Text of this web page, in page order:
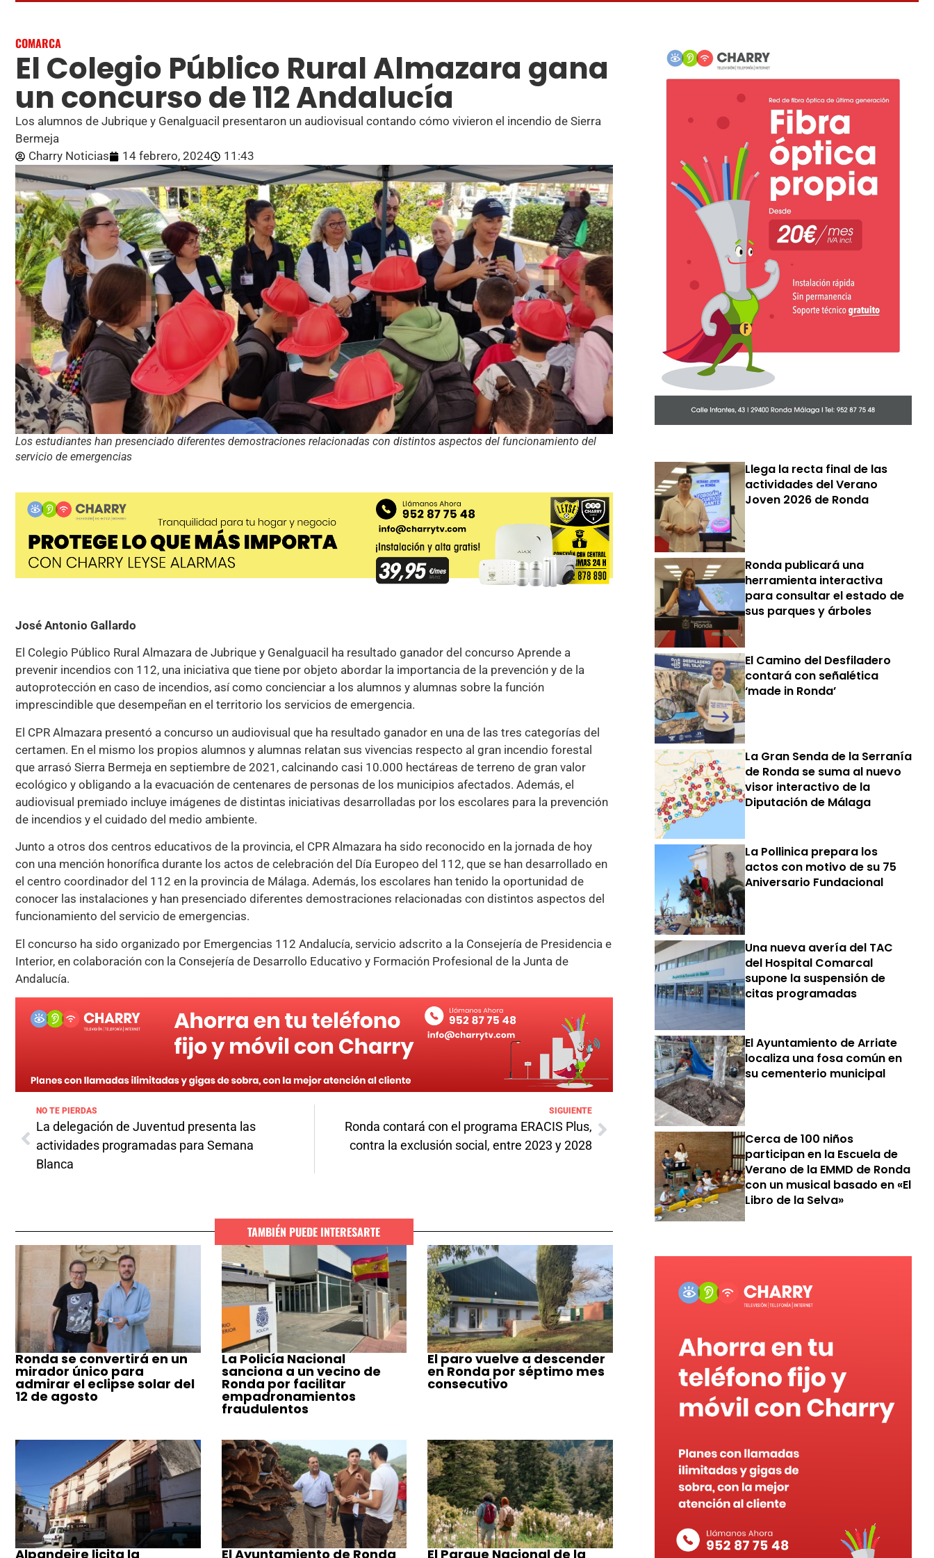
COMARCA
El Colegio Público Rural Almazara gana
un concurso de 112 Andalucía
Los alumnos de Jubrique y Genalguacil presentaron un audiovisual contando cómo vivieron el incendio de Sierra
Bermeja
Charry Noticias
14 febrero, 2024 11:43
Los estudiantes han presenciado diferentes demostraciones relacionadas con distintos aspectos del funcionamiento del
servicio de emergencias
José Antonio Gallardo
El Colegio Público Rural Almazara de Jubrique y Genalguacil ha resultado ganador del concurso Aprende a
prevenir incendios con 112, una iniciativa que tiene por objeto abordar la importancia de la prevención y de la
autoprotección en caso de incendios, así como concienciar a los alumnos y alumnas sobre la función
imprescindible que desempeñan en el territorio los servicios de emergencia.
El CPR Almazara presentó a concurso un audiovisual que ha resultado ganador en una de las tres categorías del
certamen. En el mismo los propios alumnos y alumnas relatan sus vivencias respecto al gran incendio forestal
que arrasó Sierra Bermeja en septiembre de 2021, calcinando casi 10.000 hectáreas de terreno de gran valor
ecológico y obligando a la evacuación de centenares de personas de los municipios afectados. Además, el
audiovisual premiado incluye imágenes de distintas iniciativas desarrolladas por los escolares para la prevención
de incendios y el cuidado del medio ambiente.
Junto a otros dos centros educativos de la provincia, el CPR Almazara ha sido reconocido en la jornada de hoy
con una mención honorífica durante los actos de celebración del Día Europeo del 112, que se han desarrollado en
el centro coordinador del 112 en la provincia de Málaga. Además, los escolares han tenido la oportunidad de
conocer las instalaciones y han presenciado diferentes demostraciones relacionadas con distintos aspectos del
funcionamiento del servicio de emergencias.
El concurso ha sido organizado por Emergencias 112 Andalucía, servicio adscrito a la Consejería de Presidencia e
Interior, en colaboración con la Consejería de Desarrollo Educativo y Formación Profesional de la Junta de
Andalucía.
NO TE PIERDAS
La delegación de Juventud presenta las
actividades programadas para Semana
Blanca
SIGUIENTE
Ronda contará con el programa ERACIS Plus,
contra la exclusión social, entre 2023 y 2028
TAMBIÉN PUEDE INTERESARTE
Ronda se convertirá en un
mirador único para
admirar el eclipse solar del
12 de agosto
La Policía Nacional
sanciona a un vecino de
Ronda por facilitar
empadronamientos
fraudulentos
El paro vuelve a descender
en Ronda por séptimo mes
consecutivo
Alpandeire licita la El Ayuntamiento de Ronda El Parque Nacional de la
Llega la recta final de las
actividades del Verano
Joven 2026 de Ronda
Ronda publicará una
herramienta interactiva
para consultar el estado de
sus parques y árboles
El Camino del Desfiladero
contará con señalética
‘made in Ronda’
La Gran Senda de la Serranía
de Ronda se suma al nuevo
visor interactivo de la
Diputación de Málaga
La Pollinica prepara los
actos con motivo de su 75
Aniversario Fundacional
Una nueva avería del TAC
del Hospital Comarcal
supone la suspensión de
citas programadas
El Ayuntamiento de Arriate
localiza una fosa común en
su cementerio municipal
Cerca de 100 niños
participan en la Escuela de
Verano de la EMMD de Ronda
con un musical basado en «El
Libro de la Selva»